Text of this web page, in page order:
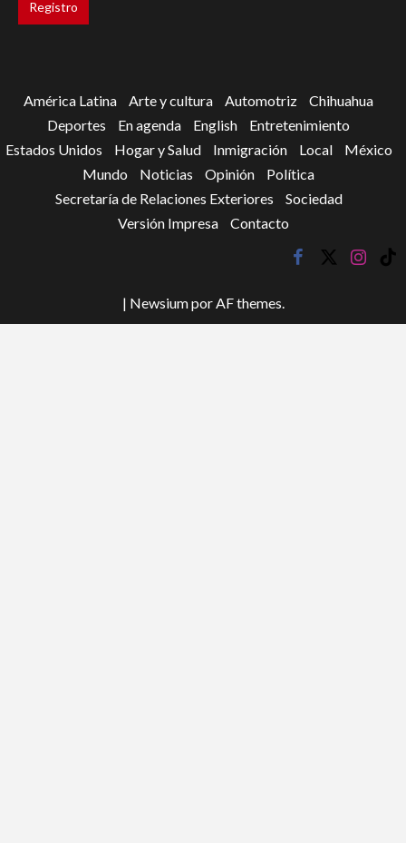
América Latina Arte y cultura Automotriz
Chihuahua
Deportes
En agenda English
Entretenimiento
Estados Unidos
Hogar y Salud Inmigración Local
México
Mundo
Noticias Opinión
Política
Secretaría de Relaciones Exteriores
Sociedad
Versión Impresa
Contacto
facebook
twitter
tik
| Newsiumpor AF themes.